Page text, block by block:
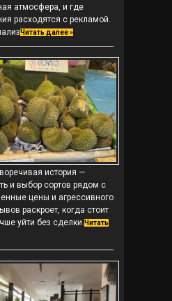
атмосфера, и где
расходятся с рекламой.
Читать далее »
история —
и выбор сортов рядом с
цены и агрессивного
раскроет, когда стоит
уйти без сделки.Читать